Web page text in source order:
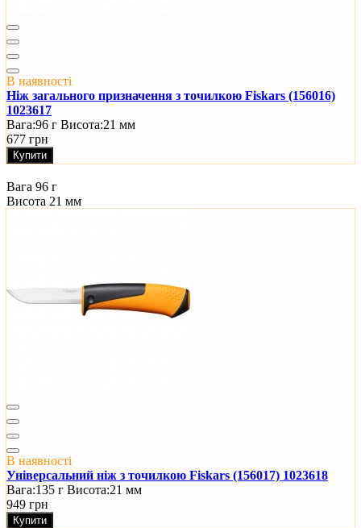
В наявності
Ніж загального призначення з точилкою Fiskars (156016)
1023617
Вага:96 г Висота:21 мм
677 грн
Купити
Вага 96 г
Висота 21 мм
В наявності
Універсальний ніж з точилкою Fiskars (156017) 1023618
Вага:135 г Висота:21 мм
949 грн
Купити